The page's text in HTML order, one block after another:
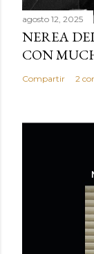
agosto 12, 2025
NEREA
CON
Compartir 2